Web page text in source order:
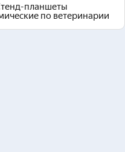
планшеты
по ветеринарии